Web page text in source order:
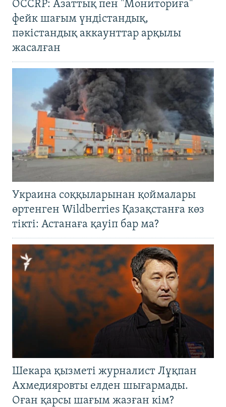
OCCRP: Азаттық пен "Мониториға"
фейк шағым үндістандық,
пәкістандық аккаунттар арқылы
жасалған
Украина соққыларынан қоймалары
өртенген Wildberries Қазақстанға көз
тікті: Астанаға қауіп бар ма?
Шекара қызметі журналист Лұқпан
Ахмедияровты елден шығармады.
Оған қарсы шағым жазған кім?